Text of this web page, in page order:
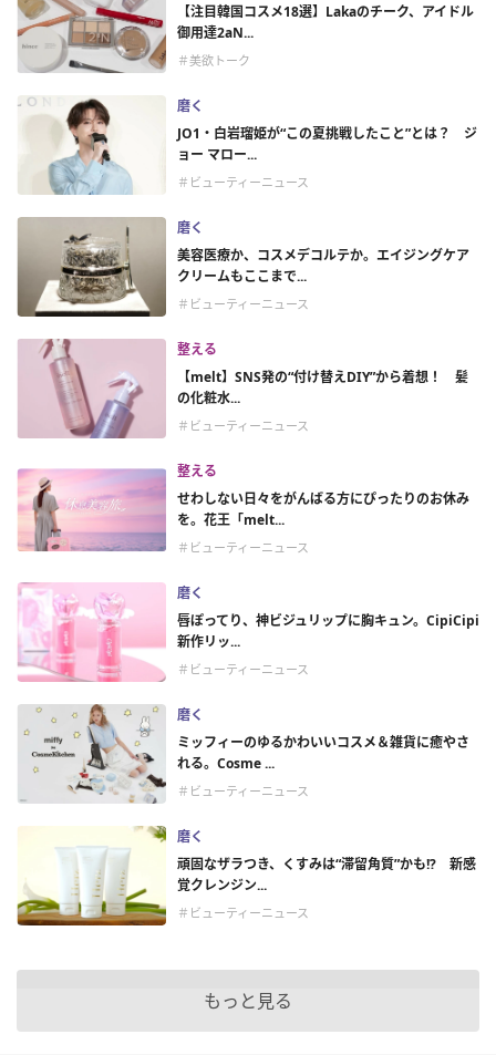
【注目韓国コスメ18選】Lakaのチーク、アイドル
御用達2aN...
＃美欲トーク
磨く
JO1・白岩瑠姫が“この夏挑戦したこと”とは？ ジ
ョー マロー...
＃ビューティーニュース
磨く
美容医療か、コスメデコルテか。エイジングケア
クリームもここまで...
＃ビューティーニュース
整える
【melt】SNS発の“付け替えDIY”から着想！ 髪
の化粧水...
＃ビューティーニュース
整える
せわしない日々をがんばる方にぴったりのお休み
を。花王「melt...
＃ビューティーニュース
磨く
唇ぽってり、神ビジュリップに胸キュン。CipiCipi
新作リッ...
＃ビューティーニュース
磨く
ミッフィーのゆるかわいいコスメ＆雑貨に癒やさ
れる。Cosme ...
＃ビューティーニュース
磨く
頑固なザラつき、くすみは“滞留角質”かも!? 新感
覚クレンジン...
＃ビューティーニュース
もっと見る